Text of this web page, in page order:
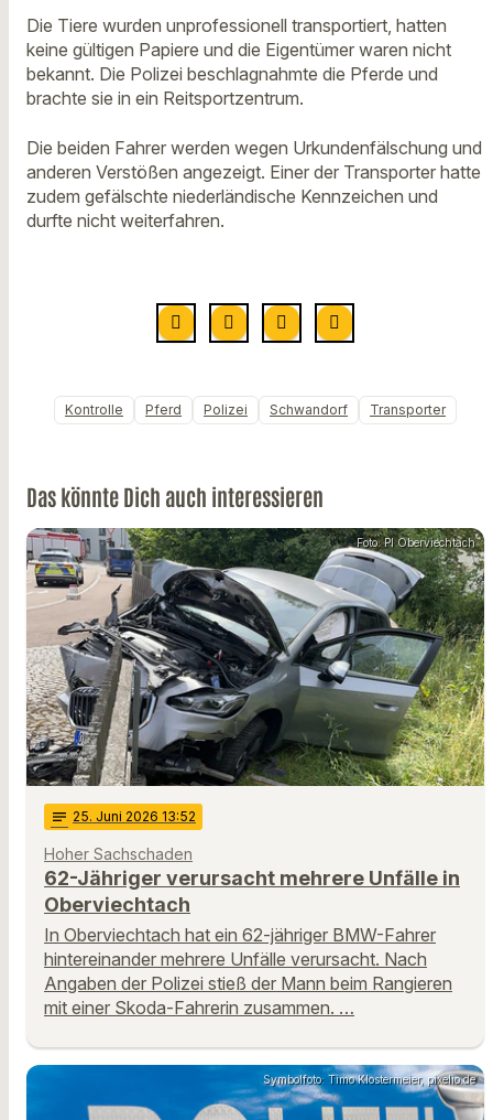
Die Tiere wurden unprofessionell transportiert, hatten
keine gültigen Papiere und die Eigentümer waren nicht
bekannt. Die Polizei beschlagnahmte die Pferde und
brachte sie in ein Reitsportzentrum.
Die beiden Fahrer werden wegen Urkundenfälschung und
anderen Verstößen angezeigt. Einer der Transporter hatte
zudem gefälschte niederländische Kennzeichen und
durfte nicht weiterfahren.
Kontrolle Pferd Polizei Schwandorf Transporter
Das könnte Dich auch interessieren
Foto: PI Oberviechtach
notes 25. Juni 2026 13:52
Hoher Sachschaden
62-Jähriger verursacht mehrere Unfälle in
Oberviechtach
In Oberviechtach hat ein 62-jähriger BMW-Fahrer
hintereinander mehrere Unfälle verursacht. Nach
Angaben der Polizei stieß der Mann beim Rangieren
mit einer Skoda-Fahrerin zusammen. …
Symbolfoto: Timo Klostermeier, pixelio.de